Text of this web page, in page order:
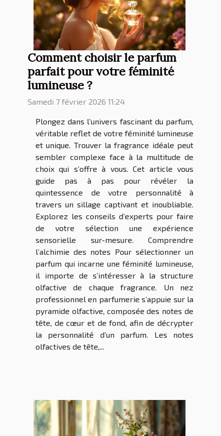
Comment choisir le parfum
parfait pour votre féminité
lumineuse ?
Samedi 7 février 2026 11:24
Plongez dans l’univers fascinant du parfum,
véritable reflet de votre féminité lumineuse
et unique. Trouver la fragrance idéale peut
sembler complexe face à la multitude de
choix qui s’offre à vous. Cet article vous
guide pas à pas pour révéler la
quintessence de votre personnalité à
travers un sillage captivant et inoubliable.
Explorez les conseils d’experts pour faire
de votre sélection une expérience
sensorielle sur-mesure. Comprendre
l’alchimie des notes Pour sélectionner un
parfum qui incarne une féminité lumineuse,
il importe de s’intéresser à la structure
olfactive de chaque fragrance. Un nez
professionnel en parfumerie s’appuie sur la
pyramide olfactive, composée des notes de
tête, de cœur et de fond, afin de décrypter
la personnalité d’un parfum. Les notes
olfactives de tête,...